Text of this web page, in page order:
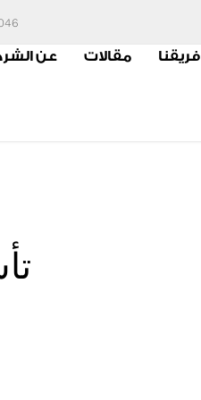
فريقنا مقالات عن